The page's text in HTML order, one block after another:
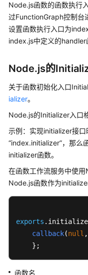
数
开
发
概
函
模
为
Node.js
函
制
赖
包
Node.js函数的函数执行
过FunctionGraph控制台
设置函数执行入口为
index.js中定义的handler
Node.js的
关于函数初始化入口
ializer。
Node.js的Initializer入口
示例：实现initializer接
“index.initializer”，那么
initializer函数。
在函数工作流服务中使
Node.js函数作为
exports .
callback(null ,
    };
函数名